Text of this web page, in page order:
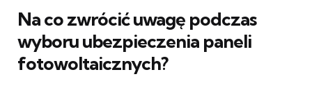
Na co zwrócić uwagę podczas
wyboru ubezpieczenia paneli
fotowoltaicznych?